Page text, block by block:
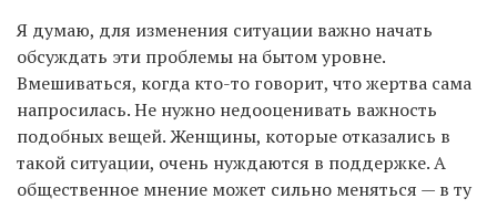
Я думаю, для изменения ситуации важно начать
обсуждать эти проблемы на бытом уровне.
Вмешиваться, когда кто-то говорит, что жертва сама
напросилась. Не нужно недооценивать важность
подобных вещей. Женщины, которые отказались в
такой ситуации, очень нуждаются в поддержке. А
общественное мнение может сильно меняться — в ту